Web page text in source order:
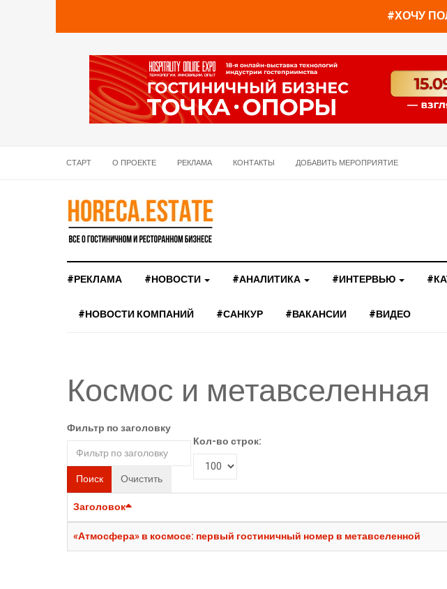
#ХОЧУ
СТАРТ О ПРОЕКТЕ РЕКЛАМА КОНТАКТЫ ДОБАВИТЬ МЕРОПРИЯТИЕ
#РЕКЛАМА #НОВОСТИ #АНАЛИТИКА #ИНТЕРВЬЮ
#НОВОСТИ КОМПАНИЙ #САНКУР #ВАКАНСИИ #ВИДЕО
Космос и метавселенная
Фильтр по заголовку
Поиск Очистить
Кол-во строк:
Заголовок
«Атмосфера» в космосе: первый гостиничный номер в метавселенной